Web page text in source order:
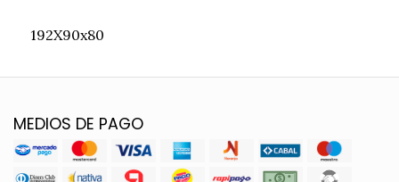
192X90x80
MEDIOS DE PAGO